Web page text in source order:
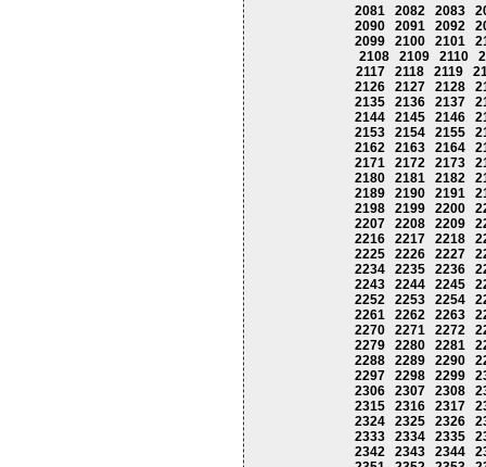
2081
2082 2083
2090
2091 2092
2099
2100 2101
2108
2109 2110
2117
2118 2119
2126
2127 2128
2135
2136 2137
2144
2145 2146
2153
2154 2155
2162
2163 2164
2171
2172 2173
2180
2181 2182
2189
2190 2191
2198
2199 2200
2207
2208 2209
2216
2217 2218
2225
2226 2227
2234
2235 2236
2243
2244 2245
2252
2253 2254
2261
2262 2263
2270
2271 2272
2279
2280 2281
2288
2289 2290
2297
2298 2299
2306
2307 2308
2315
2316 2317
2324
2325 2326
2333
2334 2335
2342
2343 2344